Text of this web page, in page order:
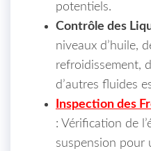
potentiels.
Contrôle des
niveaux d’huile,
refroidissement,
d’autres fluides
Inspection des
: Vérification de
suspension pour